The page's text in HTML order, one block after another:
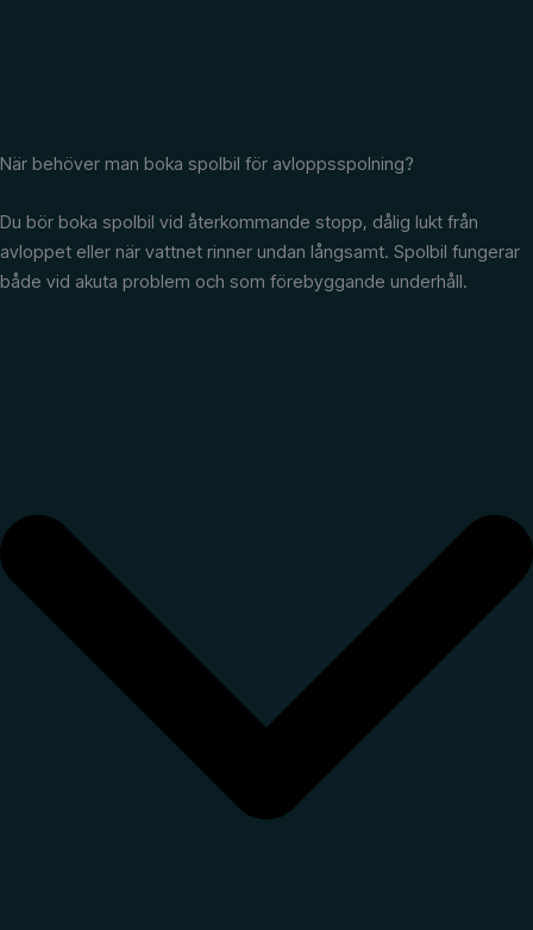
När behöver man boka spolbil för avloppsspolning?
Du bör boka spolbil vid återkommande stopp, dålig lukt från
avloppet eller när vattnet rinner undan långsamt. Spolbil fungerar
både vid akuta problem och som förebyggande underhåll.